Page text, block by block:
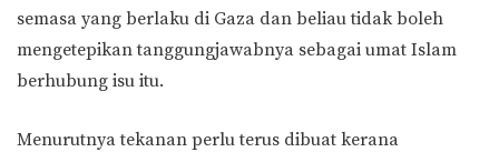
semasa yang berlaku di Gaza dan beliau tidak boleh
mengetepikan tanggungjawabnya sebagai umat Islam
berhubung isu itu.
Menurutnya tekanan perlu terus dibuat kerana